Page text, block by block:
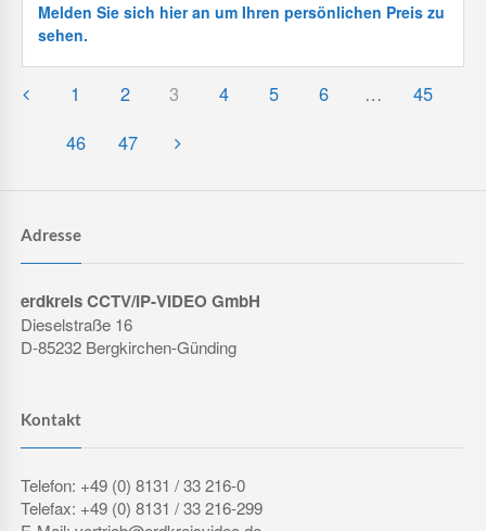
Melden Sie sich hier an um Ihren persönlichen Preis zu
sehen.
1 2 3 4 5 6 …
45
46
47
Adresse
erdkreis CCTV/IP-VIDEO GmbH
Dieselstraße 16
D-85232 Bergkirchen-Günding
Kontakt
Telefon: +49 (0) 8131 / 33 216-0
Telefax: +49 (0) 8131 / 33 216-299